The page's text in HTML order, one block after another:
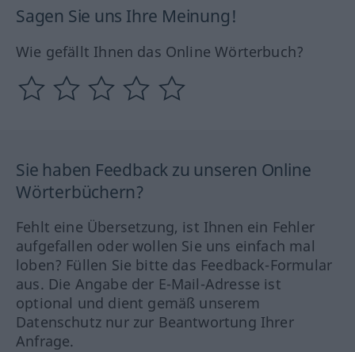
Sagen Sie uns Ihre Meinung!
Wie gefällt Ihnen das Online Wörterbuch?
Sie haben Feedback zu unseren Online
Wörterbüchern?
Fehlt eine Übersetzung, ist Ihnen ein Fehler
aufgefallen oder wollen Sie uns einfach mal
loben? Füllen Sie bitte das Feedback-Formular
aus. Die Angabe der E-Mail-Adresse ist
optional und dient gemäß unserem
Datenschutz nur zur Beantwortung Ihrer
Anfrage.